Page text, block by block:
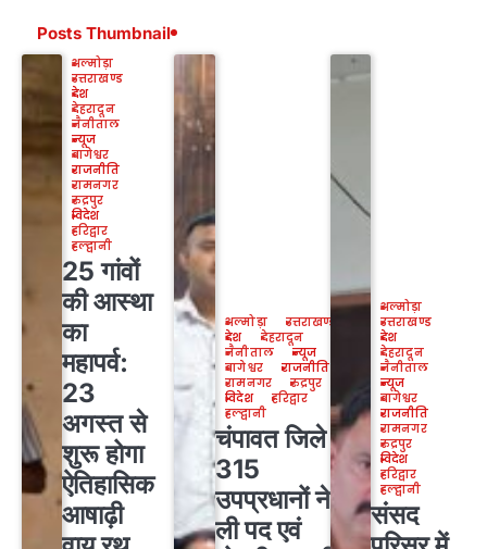
Posts Thumbnail
अल्मोड़ा
उत्तराखण्ड
देश
देहरादून
नैनीताल
न्यूज
बागेश्वर
राजनीति
रामनगर
रुद्रपुर
विदेश
हरिद्वार
हल्द्वानी
25 गांवों
की आस्था
का
महापर्व:
23
अगस्त से
शुरू होगा
ऐतिहासिक
आषाढ़ी
अल्मोड़ा
उत्तराखण्ड
देश
देहरादून
नैनीताल
न्यूज
बागेश्वर
राजनीति
रामनगर
रुद्रपुर
विदेश
हरिद्वार
हल्द्वानी
चंपावत जिले के
315
उपप्रधानों ने
ली पद एवं
अल्मोड़ा
उत्तराखण्ड
देश
देहरादून
नैनीताल
न्यूज
बागेश्वर
राजनीति
रामनगर
रुद्रपुर
विदेश
हरिद्वार
हल्द्वानी
संसद